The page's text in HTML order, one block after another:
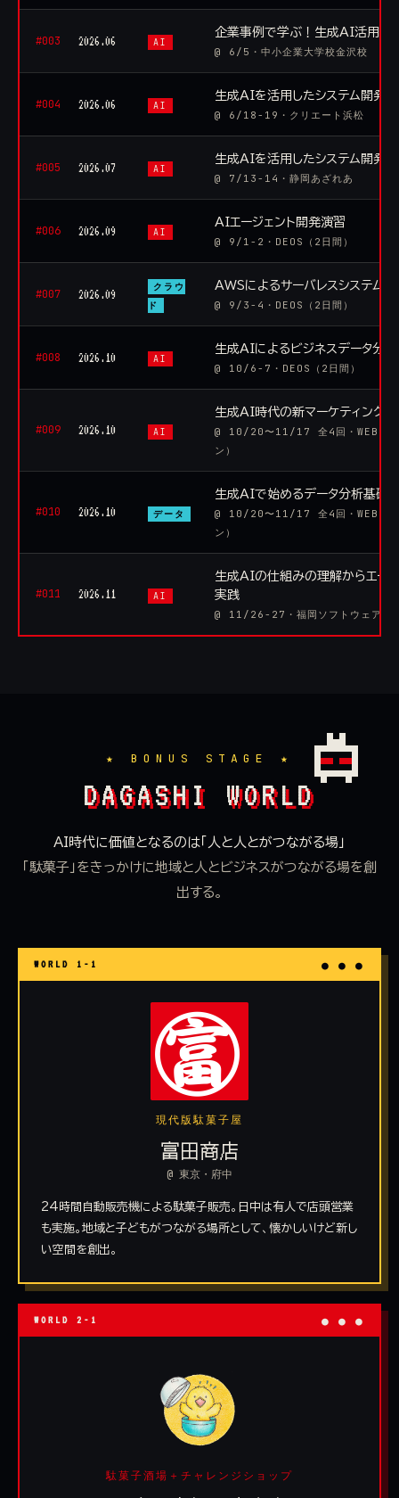
#003 2026.06 AI
企業事例で学ぶ！生成AI活用講
@ 6/5・中小企業大学校金沢校
#004 2026.06 AI
生成AIを活用したシステム開発
@ 6/18-19・クリエート浜松
#005 2026.07 AI
生成AIを活用したシステム開発
@ 7/13-14・静岡あざれあ
#006 2026.09 AI
AIエージェント開発演習
@ 9/1-2・DEOS（2日間）
#007 2026.09
クラウ
ド
AWSによるサーバレスシステム
@ 9/3-4・DEOS（2日間）
#008 2026.10 AI
生成AIによるビジネスデータ分析
@ 10/6-7・DEOS（2日間）
#009 2026.10 AI
生成AI時代の新マーケティング戦
@ 10/20〜11/17 全4回・WEBee
ン）
#010 2026.10 データ
生成AIで始めるデータ分析基礎【
@ 10/20〜11/17 全4回・WEBee
ン）
#011 2026.11 AI
生成AIの仕組みの理解からエー
実践
@ 11/26-27・福岡ソフトウェアセ
DAGASHI WORLD
AI時代に価値となるのは「人と人とがつながる場」
「駄菓子」をきっかけに地域と人とビジネスがつながる場を創
出する。
WORLD 1-1 ● ● ●
現代版駄菓子屋
富田商店
@ 東京・府中
24時間自動販売機による駄菓子販売。日中は有人で店頭営業
も実施。地域と子どもがつながる場所として、懐かしいけど新し
い空間を創出。
WORLD 2-1 ● ● ●
駄菓子酒場＋チャレンジショップ